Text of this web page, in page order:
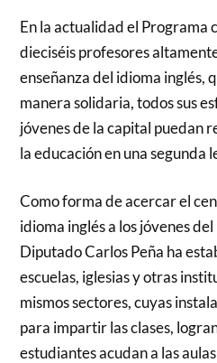
En la actualidad el Programa
dieciséis profesores
enseñanza del idioma inglés,
manera solidaria, todos sus
jóvenes de la capital puedan
la educación en una segunda
Como forma de acercar el
idioma inglés a los jóvenes
Diputado Carlos Peña ha
escuelas, iglesias y otras
mismos sectores, cuyas
para impartir las clases,
estudiantes acudan a las